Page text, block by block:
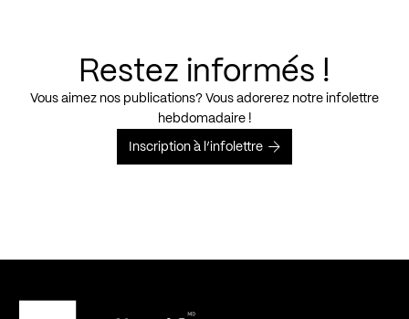
Restez informés !
Vous aimez nos publications? Vous adorerez notre infolettre
hebdomadaire !
Inscription à l’infolettre